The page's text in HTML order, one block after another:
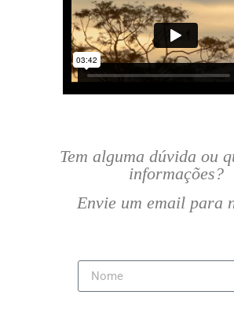
Tem alguma dúvida ou
informações?
Envie um email para